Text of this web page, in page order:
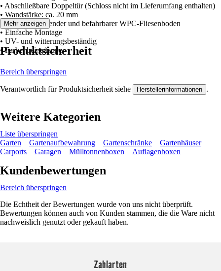
• Abschließbare Doppeltür (Schloss nicht im Lieferumfang enthalten)
• Wandstärke: ca. 20 mm
• Selbstnivellierender und befahrbarer WPC-Fliesenboden
• Einfache Montage
• UV- und witterungsbeständig
• Farbe: beige/taupe
Mehr anzeigen
Produktsicherheit
Bereich überspringen
Verantwortlich für Produktsicherheit siehe Herstellerinformationen .
Weitere Kategorien
Liste überspringen
Garten
Gartenaufbewahrung Gartenschränke
Gartenhäuser
Carports
Garagen Mülltonnenboxen Auflagenboxen
Kundenbewertungen
Bereich überspringen
Die Echtheit der Bewertungen wurde von uns nicht überprüft.
Bewertungen können auch von Kunden stammen, die die Ware nicht
nachweislich genutzt oder gekauft haben.
Zahlarten